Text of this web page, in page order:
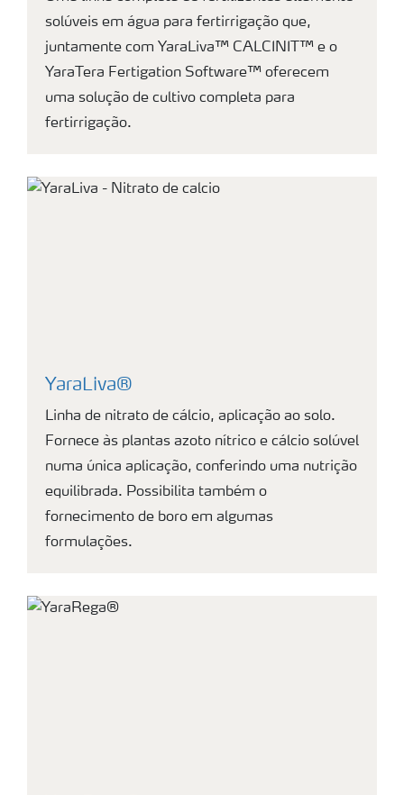
solúveis em água para fertirrigação que,
juntamente com YaraLiva™ CALCINIT™ e o
YaraTera Fertigation Software™ oferecem
uma solução de cultivo completa para
fertirrigação.
YaraLiva®
Linha de nitrato de cálcio, aplicação ao solo.
Fornece às plantas azoto nítrico e cálcio solúvel
numa única aplicação, conferindo uma nutrição
equilibrada. Possibilita também o
fornecimento de boro em algumas
formulações.